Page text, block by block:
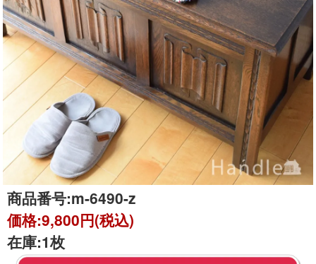
商品番号:m-6490-z
価格:9,800円(税込)
在庫:1枚